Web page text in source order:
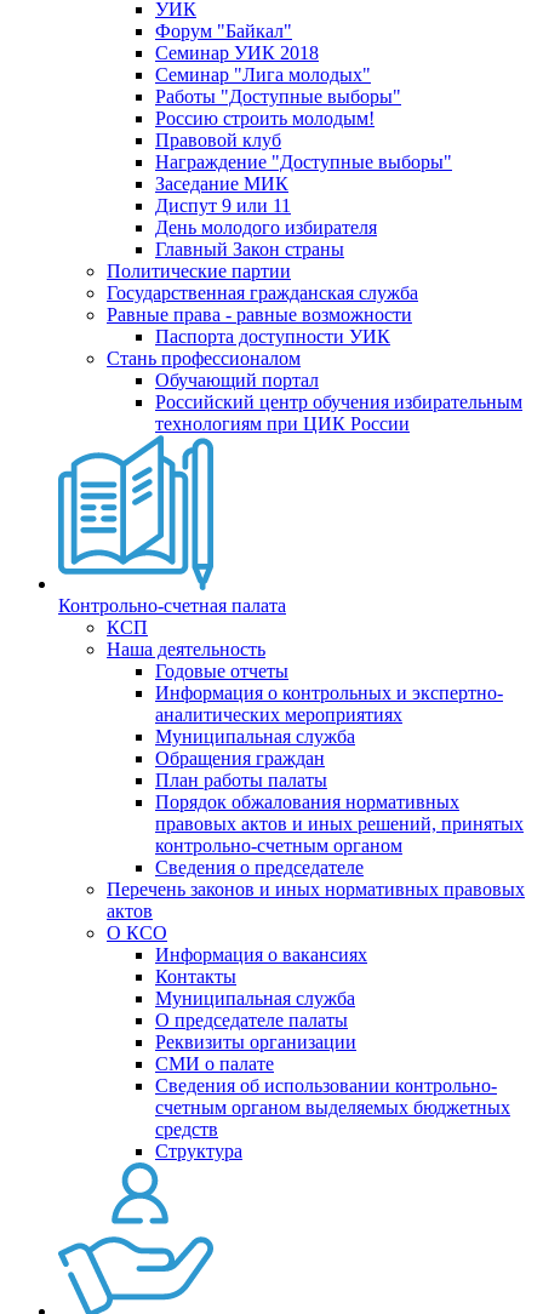
УИК
Форум "Байкал"
Семинар УИК 2018
Семинар "Лига молодых"
Работы "Доступные выборы"
Россию строить молодым!
Правовой клуб
Награждение "Доступные выборы"
Заседание МИК
Диспут 9 или 11
День молодого избирателя
Главный Закон страны
Политические партии
Государственная гражданская служба
Равные права - равные возможности
Паспорта доступности УИК
Стань профессионалом
Обучающий портал
Российский центр обучения избирательным
технологиям при ЦИК России
Контрольно-счетная палата
КСП
Наша деятельность
Годовые отчеты
Информация о контрольных и экспертно-
аналитических мероприятиях
Муниципальная служба
Обращения граждан
План работы палаты
Порядок обжалования нормативных
правовых актов и иных решений, принятых
контрольно-счетным органом
Сведения о председателе
Перечень законов и иных нормативных правовых
актов
О КСО
Информация о вакансиях
Контакты
Муниципальная служба
О председателе палаты
Реквизиты организации
СМИ о палате
Сведения об использовании контрольно-
счетным органом выделяемых бюджетных
средств
Структура